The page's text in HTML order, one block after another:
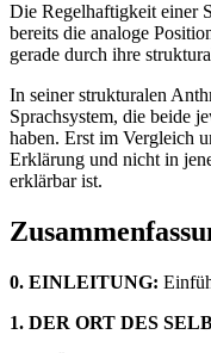
Die Regelhaftigkeit einer
bereits die analoge
gerade durch ihre
In seiner strukturalen
Sprachsystem, die beide
haben. Erst im Vergleich
Erklärung und nicht in
erklärbar ist.
0. EINLEITUNG:
1. DER ORT DES